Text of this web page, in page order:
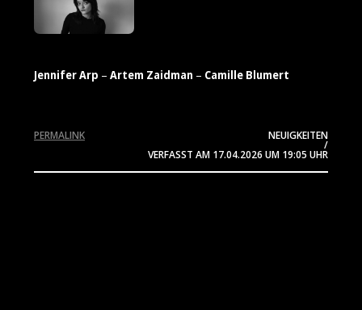
Jennifer Arp – Artem Zaidman – Camille Blumert
NEUIGKEITEN
/
VERFASST AM 17.04.2026 UM 19:05 UHR
PERMALINK